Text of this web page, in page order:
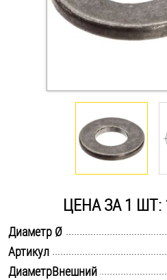
Инструмент
Крюки, кольца с
Крюки, кольца с
Оснастка и аксессуары
Саморезы и шурупы
Стопорные кольца
ЦЕНА ЗА 1 ШТ:
Диаметр Ø
Артикул
ДиаметрВнешний